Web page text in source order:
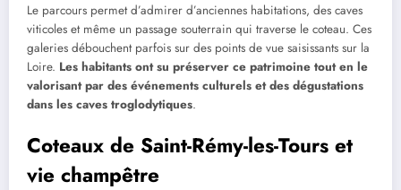
Le parcours permet d’admirer d’anciennes habitations, des caves
viticoles et même un passage souterrain qui traverse le coteau. Ces
galeries débouchent parfois sur des points de vue saisissants sur la
Loire. Les habitants ont su préserver ce patrimoine tout en le
valorisant par des événements culturels et des dégustations
dans les caves troglodytiques.
Coteaux de Saint-Rémy-les-Tours et
vie champêtre